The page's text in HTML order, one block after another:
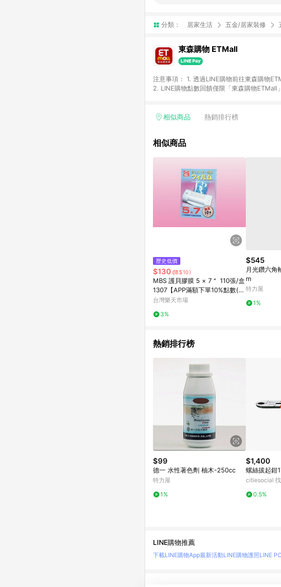
分類： 居家生活 五金/居家裝修
東森購物 ETMall
注意事項： 1. 透過LINE購物前往東森購物
2. LINE購物點數回饋僅限「東森購物ETMall
「草莓網」全館商品。 4. 如取消訂單、退
面顯示為準。 7. LINE購物設有「單一商品最
品資料更新會有時間差，如顯示之商品規格
準。 9. 若有贈點爭議，請務必於訂單日期
贈點回饋。 10. 部分點數紅包僅限指定商品
紅包頁面規則為準。
相似商品 熱銷排行榜
相似商品
歷史低價
$130 (降$10)
MBS 護貝膠膜 5 × 7＂ 110張/盒
1307【APP滿額下單10%點數(單
一帳號最高1500點)】8/31止
台灣樂天市場
3%
$545
月光鑽六角
m
特力屋
1%
熱銷排行榜
$99
德一 水性著色劑 柚木-250cc
特力屋
1%
$1,400
螺絲拔起鉗
citiesocial
0.5%
LINE購物推薦
下載LINE購物App最新活動LINE購物護照LINE